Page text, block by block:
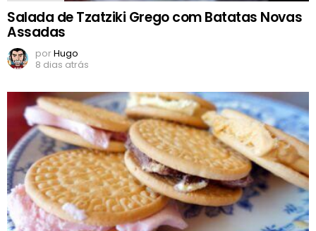
Salada de Tzatziki Grego com Batatas Novas
Assadas
porHugo
8 dias atrás